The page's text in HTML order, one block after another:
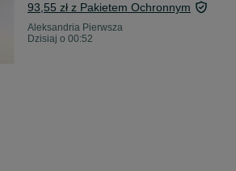
93,55 zł z Pakietem Ochronnym
Aleksandria Pierwsza
Dzisiaj o 00:52